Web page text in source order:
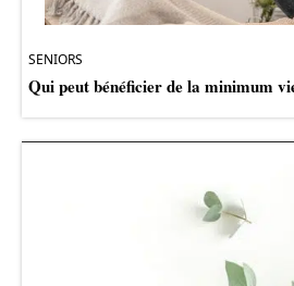
SENIORS
Qui peut bénéficier de la minimum